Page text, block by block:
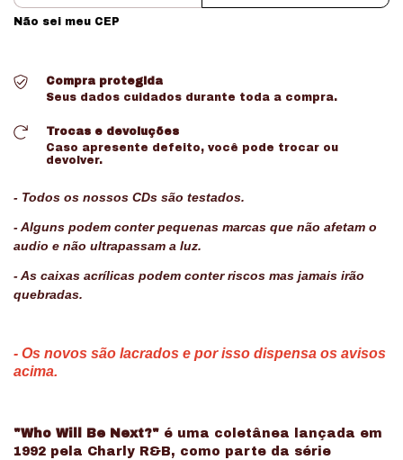
Não sei meu CEP
Compra protegida
Seus dados cuidados durante toda a compra.
Trocas e devoluções
Caso apresente defeito, você pode trocar ou
devolver.
- Todos os nossos CDs são testados.
- Alguns podem conter pequenas marcas que não afetam o
audio e não ultrapassam a luz.
- As caixas acrílicas podem conter riscos mas jamais irão
quebradas.
- Os novos são lacrados e por isso dispensa os avisos
acima.
"Who Will Be Next?" é uma coletânea lançada em
1992 pela Charly R&B, como parte da série